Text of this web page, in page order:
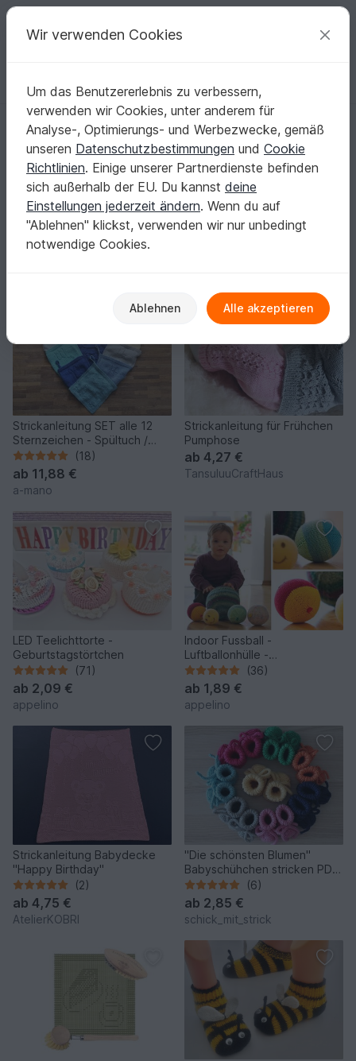
Deine kreativen Ideen
Deutsch | € (EUR) einloggen Kostenlos registrieren
Startseite Stricken Festlichkeiten Geburtstag
Stricken für Geburtstag: Persönliche
Geschenke, die sofort glänzen
Ein selbst gestricktes Geburtstagsgeschenk sagt mehr
als jede Karte. Mehr anzeigen
Festlichkeiten
Strickanleitung SET alle 12
Sternzeichen - Spültuch /
Waschlappen(18)
ab 11,88 €
a-mano
Strickanleitung für Frühchen
Pumphose
ab 4,27 €
TansuluuCraftHaus
LED Teelichttorte -
Geburtstagstörtchen
(71)
ab 2,09 €
appelino
Indoor Fussball -
Luftballonhülle -
Strickanleitung
(36)
ab 1,89 €
appelino
Strickanleitung Babydecke
"Happy Birthday"
(2)
ab 4,75 €
AtelierKOBRI
"Die schönsten Blumen"
Babyschühchen stricken PDF-
Anleitung
(6)
ab 2,85 €
schick_mit_strick
Wir verwenden Cookies
Um das Benutzererlebnis zu verbessern,
verwenden wir Cookies, unter anderem für
Analyse-, Optimierungs- und Werbezwecke, gemäß
unseren Datenschutzbestimmungen und Cookie
Richtlinien. Einige unserer Partnerdienste befinden
sich außerhalb der EU. Du kannst deine
Einstellungen jederzeit ändern. Wenn du auf
"Ablehnen" klickst, verwenden wir nur unbedingt
notwendige Cookies.
Ablehnen Alle akzeptieren